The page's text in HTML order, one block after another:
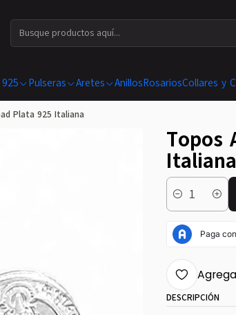
Pulseras Aretes AnillosRosariosCollares y
Plata 925 Italiana
Topos
Italiana
Cantidad
DESCRIPCIÓN